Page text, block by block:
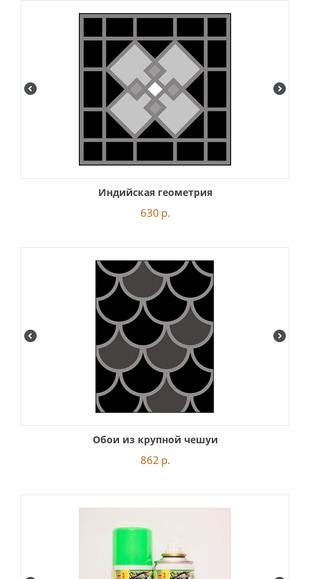
Индийская геометрия
630 р.
Обои из крупной чешуи
862 р.